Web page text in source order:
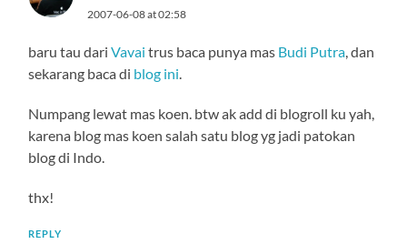
2007-06-08 at 02:58
baru tau dariVavai trus baca punya mas Budi Putra , dan
sekarang baca di blog ini
Numpang lewat mas koen. btw ak add di blogroll ku yah,
karena blog mas koen salah satu blog yg jadi patokan
blog di Indo.
thx!
REPLY